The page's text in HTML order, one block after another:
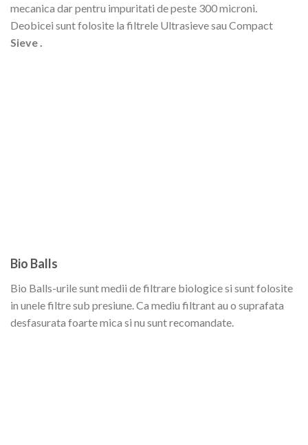
mecanica dar pentru impuritati de peste 300 microni.
Deobicei sunt folosite la filtrele Ultrasieve sau Compact
Sieve .
Bio Balls
Bio Balls-urile sunt medii de filtrare biologice si sunt folosite
in unele filtre sub presiune. Ca mediu filtrant au o suprafata
desfasurata foarte mica si nu sunt recomandate.